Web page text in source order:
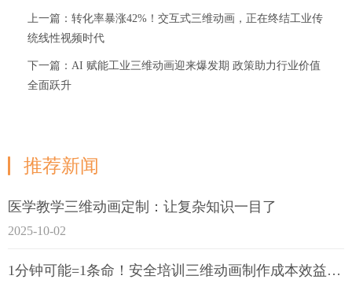
上一篇：转化率暴涨42%！交互式三维动画，正在终结工业传
统线性视频时代
下一篇：AI 赋能工业三维动画迎来爆发期 政策助力行业价值
全面跃升
推荐新闻
医学教学三维动画定制：让复杂知识一目了
2025-10-02
1分钟可能=1条命！安全培训三维动画制作成本效益深度拆解